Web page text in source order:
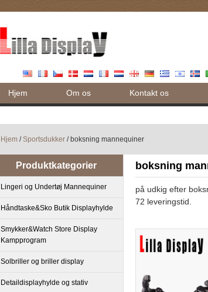
Hjem Om os Kontakt os
Hjem /Sportsdukker / boksning mannequiner
boksning
på udkig efter
72 leveringstid.
Produktkategorier
Lingeri og Undertøj Mannequiner
Håndtaske&Sko Butik Displayhylde
Smykker&Watch Store Display
Kampprogram
Solbriller og briller display
Detaildisplayhylde og stativ